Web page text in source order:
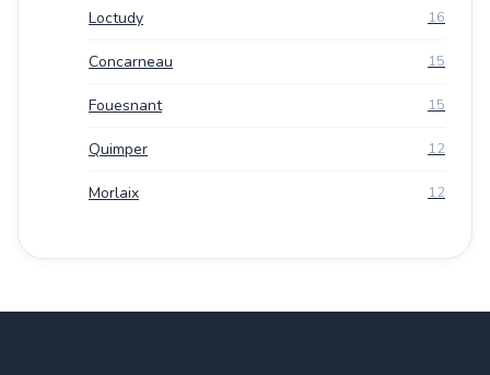
Loctudy 16
Concarneau 15
Fouesnant 15
Quimper 12
Morlaix 12